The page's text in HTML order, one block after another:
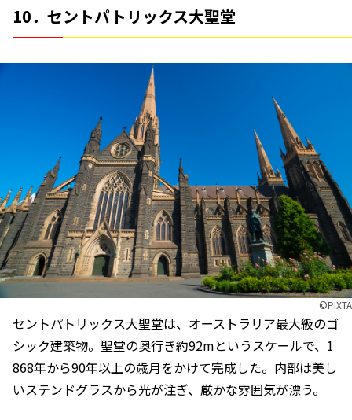
10．セントパトリックス大聖堂
©︎PIXTA
セントパトリックス大聖堂は、オーストラリア最大級のゴ
シック建築物。聖堂の奥行き約92mというスケールで、1
868年から90年以上の歳月をかけて完成した。内部は美し
いステンドグラスから光が注ぎ、厳かな雰囲気が漂う。